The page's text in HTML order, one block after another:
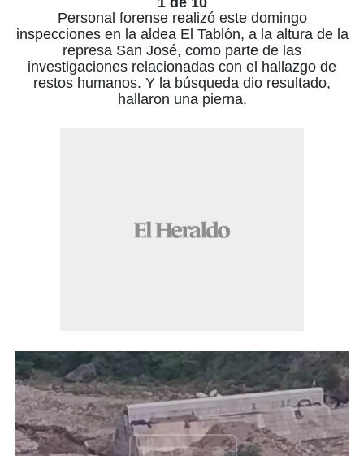
Personal forense realizó este domingo
inspecciones en la aldea El Tablón, a la altura de la
represa San José, como parte de las
investigaciones relacionadas con el hallazgo de
restos humanos. Y la búsqueda dio resultado,
hallaron una pierna.